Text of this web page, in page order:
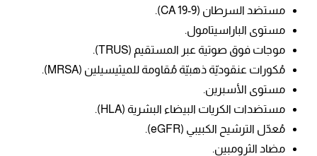
مستضد السرطان (CA 19-9).
مستوى الباراسيتامول.
موجات فوق صوتية عبر المستقيم (TRUS).
مُكورات عنقوديّة ذهبيّة مُقاومة للميثيسيلين (MRSA).
مستوى الأسبرين.
مستضدات الكريات البيضاء البشرية (HLA).
مُعدّل الترشيح الكبيبي (eGFR).
مضاد الثرومبين.